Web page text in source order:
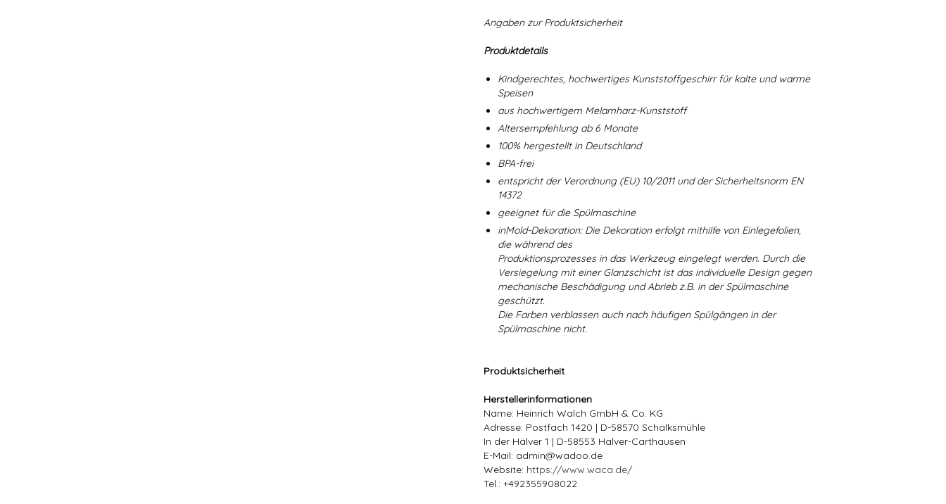
Angaben zur Produktsicherheit
Produktdetails
Kindgerechtes, hochwertiges Kunststoffgeschirr für kalte und warme
Speisen
aus hochwertigem Melamharz-Kunststoff
Altersempfehlung ab 6 Monate
100% hergestellt in Deutschland
BPA-frei
entspricht der Verordnung (EU) 10/2011 und der Sicherheitsnorm EN
14372
geeignet für die Spülmaschine
inMold-Dekoration: Die Dekoration erfolgt mithilfe von Einlegefolien,
die während des
Produktionsprozesses in das Werkzeug eingelegt werden. Durch die
Versiegelung mit einer Glanzschicht ist das individuelle Design gegen
mechanische Beschädigung und Abrieb z.B. in der Spülmaschine
geschützt.
Die Farben verblassen auch nach häufigen Spülgängen in der
Spülmaschine nicht.
Produktsicherheit
Herstellerinformationen
Name: Heinrich Walch GmbH & Co. KG
Adresse: Postfach 1420 | D-58570 Schalksmühle
In der Hälver 1 | D-58553 Halver-Carthausen
E-Mail: admin@wadoo.de
Website: https://www.waca.de/
Tel.: +492355908022